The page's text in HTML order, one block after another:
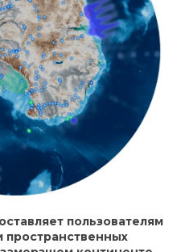
пользователям
пространственных